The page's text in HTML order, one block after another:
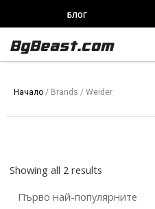
БЛОГ
BgBeast.com
Начало / Brands / Weider
Showing all 2 results